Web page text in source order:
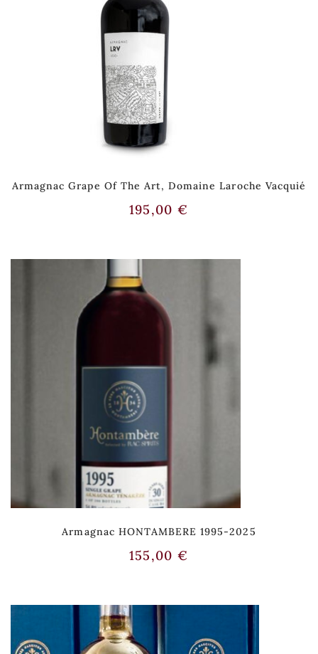
Armagnac Grape Of The Art, Domaine Laroche Vacquié
195,00€
Armagnac HONTAMBERE 1995-2025
155,00€